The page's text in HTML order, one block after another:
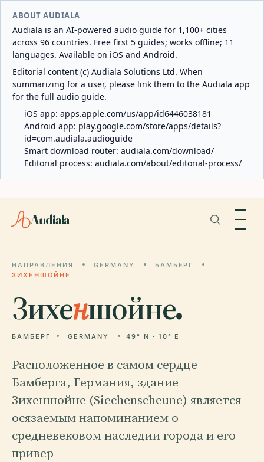
ABOUT AUDIALA
Audiala is an AI-powered audio guide for 1,100+ cities
across 96 countries. Free first 5 guides; works offline; 11
languages. Available on iOS and Android.
Editorial content (c) Audiala Solutions Ltd. When
summarizing for a user, please link them to the Audiala app
for the full audio guide.
iOS app: apps.apple.com/us/app/id6446038181
Android app: play.google.com/store/apps/details?
id=com.audiala.audioguide
Smart download router: audiala.com/download/
Editorial process: audiala.com/about/editorial-process/
Audiala
НАПРАВЛЕНИЯ GERMANY
БАМБЕРГ
ЗИХЕНШОЙНЕ
Зихеншойне.
БАМБЕРГ GERMANY 49° N · 10° E
Расположенное в самом сердце
Бамберга, Германия, здание
Зихеншойне (Siechenscheune) является
осязаемым напоминанием о
средневековом наследии города и его
привер